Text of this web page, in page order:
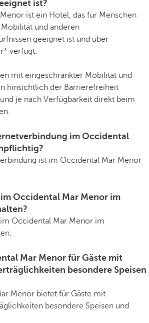
ist?
ist ein Hotel, das für Menschen
und anderen
geeignet ist und über
verfügt.
mit eingeschränkter Mobilität und
hinsichtlich der Barrierefreiheit
je nach Verfügbarkeit direkt beim
im Occidental
ist im Occidental Mar Menor
Occidental Mar Menor im
Occidental Mar Menor im
Mar Menor für Gäste mit
besondere Speisen
Menor bietet für Gäste mit
besondere Speisen und